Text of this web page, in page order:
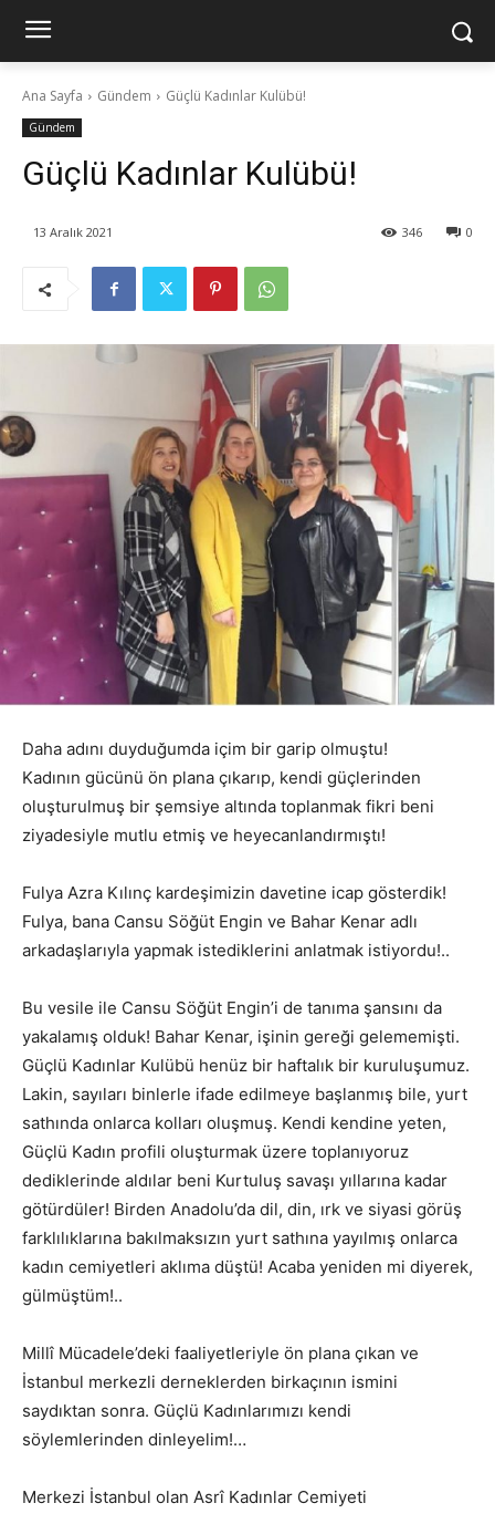
Ana Sayfa Gündem Güçlü Kadınlar Kulübü!
Gündem
Güçlü Kadınlar Kulübü!
13 Aralık 2021 0
346
Daha adını duyduğumda içim bir garip olmuştu!
Kadının gücünü ön plana çıkarıp, kendi güçlerinden
oluşturulmuş bir şemsiye altında toplanmak fikri beni
ziyadesiyle mutlu etmiş ve heyecanlandırmıştı!
Fulya Azra Kılınç kardeşimizin davetine icap gösterdik!
Fulya, bana Cansu Söğüt Engin ve Bahar Kenar adlı
arkadaşlarıyla yapmak istediklerini anlatmak istiyordu!..
Bu vesile ile Cansu Söğüt Engin’i de tanıma şansını da
yakalamış olduk! Bahar Kenar, işinin gereği gelememişti.
Güçlü Kadınlar Kulübü henüz bir haftalık bir kuruluşumuz.
Lakin, sayıları binlerle ifade edilmeye başlanmış bile, yurt
sathında onlarca kolları oluşmuş. Kendi kendine yeten,
Güçlü Kadın profili oluşturmak üzere toplanıyoruz
dediklerinde aldılar beni Kurtuluş savaşı yıllarına kadar
götürdüler! Birden Anadolu’da dil, din, ırk ve siyasi görüş
farklılıklarına bakılmaksızın yurt sathına yayılmış onlarca
kadın cemiyetleri aklıma düştü! Acaba yeniden mi diyerek,
gülmüştüm!..
Millî Mücadele’deki faaliyetleriyle ön plana çıkan ve
İstanbul merkezli derneklerden birkaçının ismini
saydıktan sonra. Güçlü Kadınlarımızı kendi
söylemlerinden dinleyelim!…
Merkezi İstanbul olan Asrî Kadınlar Cemiyeti